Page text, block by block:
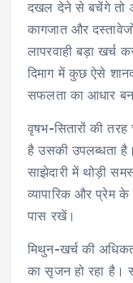
दखल देने से बचेंगे तो
कागजात और
लापरवाही बड़ा
दिमाग में कुछ ऐसे
सफलता का आधार
वृषभ-सितारों की
है उसकी उपलब्‍धता
साझेदारी में थोड़ी
व्‍यापारिक और प्रेम
पास रखें।
मिथुन-खर्च की
का सृजन हो रहा है।